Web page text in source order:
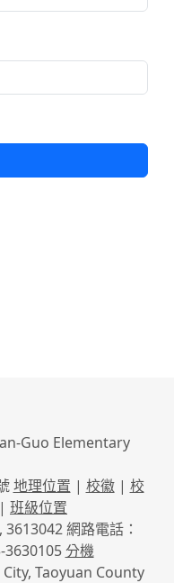
Guo Elementary
地理位置 | 校徽| 校
| 班級位置
網路電話：
3630105分機
Taoyuan County